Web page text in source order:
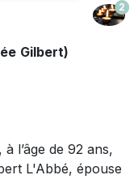
2
Gilbert)
l’âge de 92 ans,
L'Abbé, épouse